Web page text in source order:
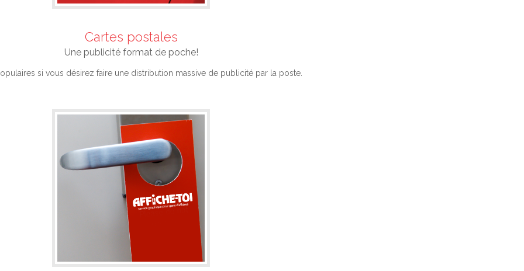
Cartes postales
Une publicité format de poche!
si vous désirez faire une distribution massive de publicité par la poste.